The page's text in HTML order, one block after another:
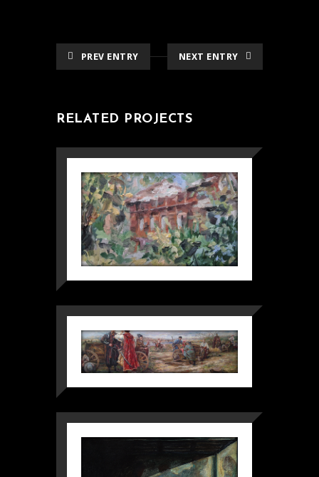
PREV ENTRY NEXT ENTRY
RELATED PROJECTS